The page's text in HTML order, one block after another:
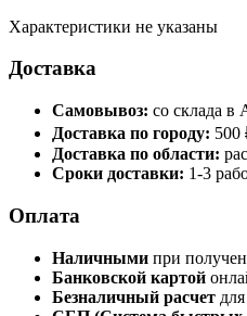
Характеристики не указаны
Доставка
Самовывоз: со склада в
Доставка по городу: 500
Доставка по области:
Сроки доставки: 1-3
Оплата
Наличными при
Банковской картой
Безналичный расчет